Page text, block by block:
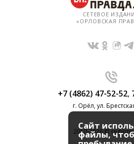
СЕТЕВОЕ
«ОРЛОВСКАЯ
+7 (4862) 47-52-52,
г. Орёл, ул.
2010-2026 ©
Сайт
файлы,